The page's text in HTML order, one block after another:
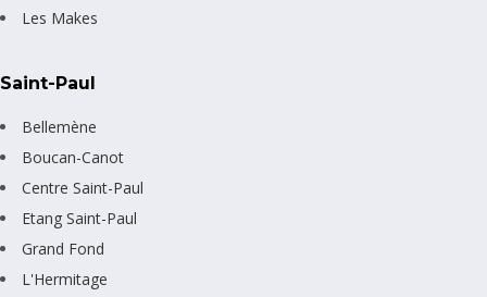
Les Makes
Saint-Paul
Bellemène
Boucan-Canot
Centre Saint-Paul
Etang Saint-Paul
Grand Fond
L'Hermitage